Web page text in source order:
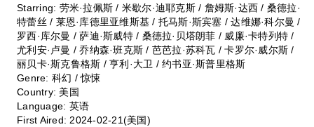
Starring: 劳米·拉佩斯 / 米歇尔·迪耶克斯 / 詹姆斯·达西 / 桑德拉·
特蕾丝 / 莱恩·库德里亚维斯基 / 托马斯·斯宾塞 / 达维娜·科尔曼 /
罗西·库尔曼 / 萨迪·斯威特 / 桑德拉·贝塔朗菲 / 威廉·卡特列特 /
尤利安·卢曼 / 乔纳森·班克斯 / 芭芭拉·苏科瓦 / 卡罗尔·威尔斯 /
丽贝卡·斯克鲁格斯 / 亨利·大卫 / 约书亚·斯普里格斯
Genre: 科幻 / 惊悚
Country: 美国
Language: 英语
First Aired: 2024-02-21(美国)